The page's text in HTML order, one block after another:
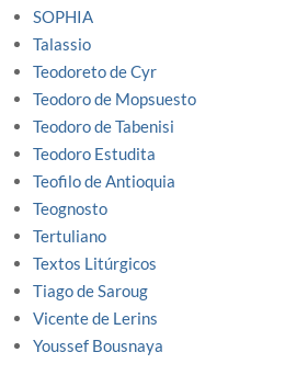
SOPHIA
Talassio
Teodoreto de Cyr
Teodoro de Mopsuesto
Teodoro de Tabenisi
Teodoro Estudita
Teofilo de Antioquia
Teognosto
Tertuliano
Textos Litúrgicos
Tiago de Saroug
Vicente de Lerins
Youssef Bousnaya